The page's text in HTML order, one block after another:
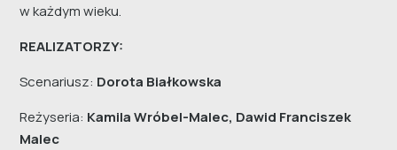
w każdym wieku.
REALIZATORZY:
Scenariusz: Dorota Białkowska
Reżyseria: Kamila Wróbel-Malec, Dawid Franciszek
Malec